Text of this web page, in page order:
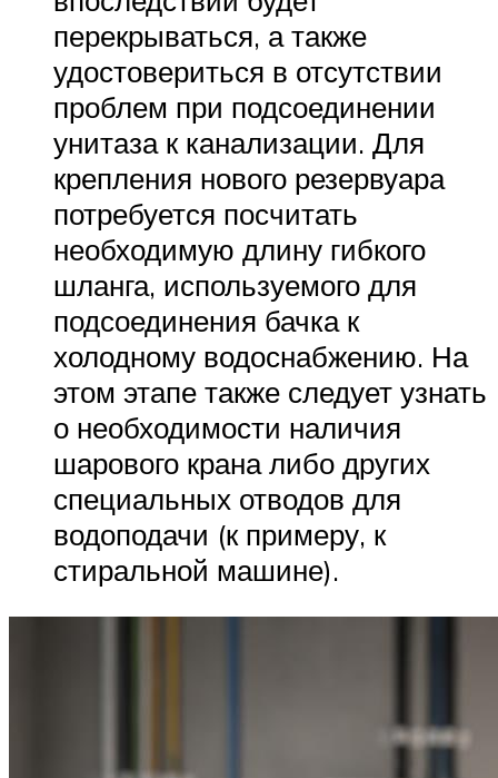
перекрываться, а также
удостовериться в отсутствии
проблем при подсоединении
унитаза к канализации. Для
крепления нового резервуара
потребуется посчитать
необходимую длину гибкого
шланга, используемого для
подсоединения бачка к
холодному водоснабжению. На
этом этапе также следует узнать
о необходимости наличия
шарового крана либо других
специальных отводов для
водоподачи (к примеру, к
стиральной машине).